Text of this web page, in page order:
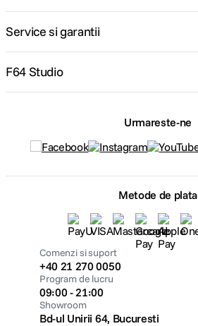
Service si garantii
F64 Studio
Urmareste-ne
Metode de plata
Comenzi si suport
+40 21 270 0050
Program de lucru
09:00 - 21:00
Showroom
Bd-ul Unirii 64, Bucuresti